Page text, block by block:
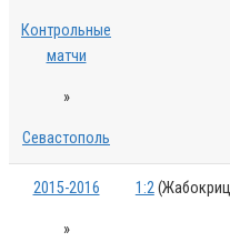
Контрольные
матчи
»
Севастополь
2015-2016
»
1:2